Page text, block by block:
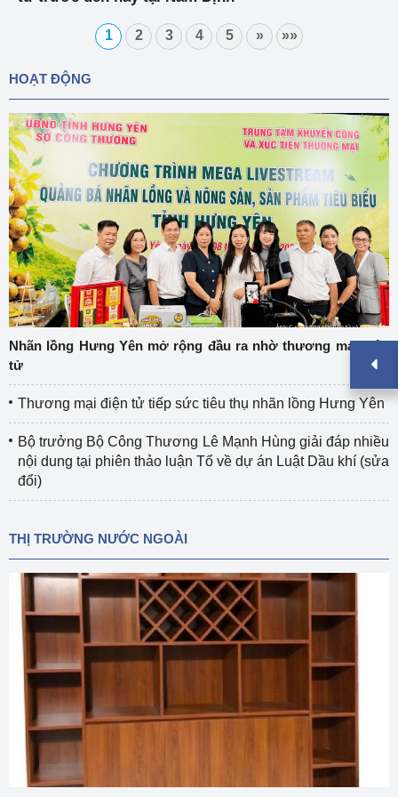
1 2 3 4 5 » »»
HOẠT ĐỘNG
Nhãn lồng Hưng Yên mở rộng đầu ra nhờ thương mại điện
tử
Thương mại điện tử tiếp sức tiêu thụ nhãn lồng Hưng Yên
Bộ trưởng Bộ Công Thương Lê Mạnh Hùng giải đáp nhiều
nội dung tại phiên thảo luận Tổ về dự án Luật Dầu khí (sửa
đổi)
THỊ TRƯỜNG NƯỚC NGOÀI